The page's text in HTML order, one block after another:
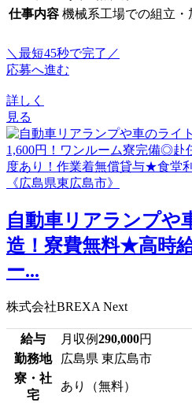
仕事内容 機械系工場での組立
＼最短45秒で完了／
応募へ進む
詳しく
見る
自動車リアランプや
造！寮費無料★高時
ー...
株式会社BREXA Next
給与 月収例290,000円
勤務地
広島県 東広島市
寮・社
宅
あり（無料）